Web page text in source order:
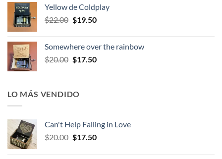
era:
$22.00.
es:
$19.50.
Yellow de Coldplay
$22.00 El
era:
$22.00.
$19.50El
es:
$19.50.
Somewhere over the rainbow
$20.00 El
era:
$20.00.
$17.50El
LO MÁS VENDIDO
Can't Help Falling in Love
$20.00 El
$17.50El